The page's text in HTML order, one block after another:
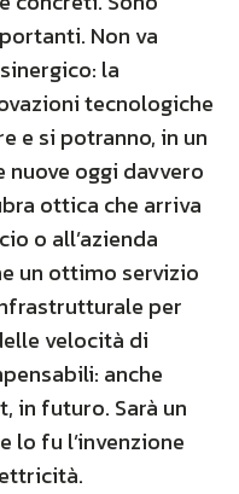
Non va
la
tecnologiche
e si potranno, in un
oggi davvero
ottica che arriva
o all’azienda
un ottimo servizio
per
velocità di
anche
in futuro. Sarà un
lo fu l’invenzione